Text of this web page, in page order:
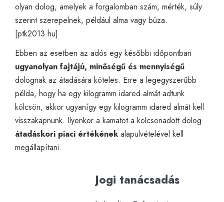
olyan dolog, amelyek a forgalomban szám, mérték, súly
szerint szerepelnek, például alma vagy búza.
[ptk2013.hu]
Ebben az esetben az adós egy későbbi időpontban
ugyanolyan fajtájú, minőségű és mennyiségű
dolognak az átadására köteles. Erre a legegyszerűbb
példa, hogy ha egy kilogramm idared almát adtunk
kölcsön, akkor ugyanígy egy kilogramm idared almát kell
visszakapnunk. Ilyenkor a kamatot a kölcsönadott dolog
átadáskori piaci értékének alapulvételével kell
megállapítani.
Jogi tanácsadás